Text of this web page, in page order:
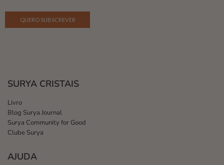
SURYA CRISTAIS
Livro
Blog Surya Journal
Surya Community for Good
Clube Surya
AJUDA